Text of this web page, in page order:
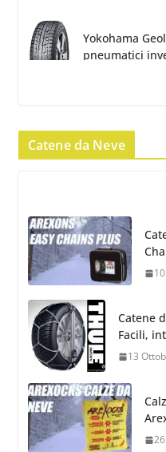
di
Catene da Neve
Catene
Facili,
13